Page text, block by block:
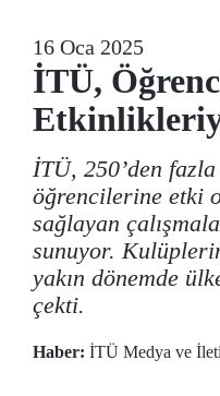
16 Oca 2025
İTÜ,
İTÜ, 250’den
öğrencilerine etki
sağlayan
sunuyor.
yakın dönemde
çekti.
Haber: İTÜ Medya ve